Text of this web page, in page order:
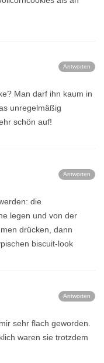
Antworten
Man darf ihn kaum in
unregelmäßig
schön auf!
Antworten
die
legen und von der
drücken, dann
biscuit-look
Antworten
sehr flach geworden.
waren sie trotzdem